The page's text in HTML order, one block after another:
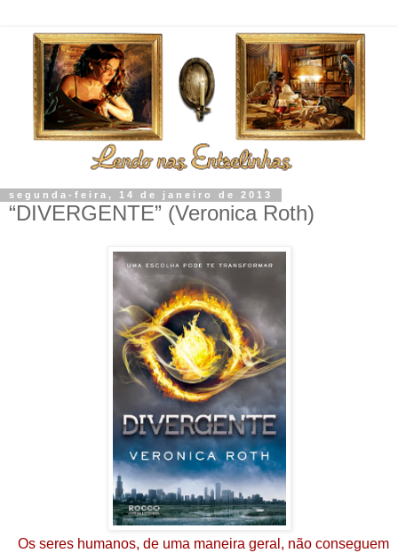
segunda-feira, 14 de janeiro de 2013
“DIVERGENTE” (Veronica Roth)
Os seres humanos, de uma maneira geral, não conseguem